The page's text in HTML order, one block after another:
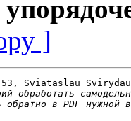
]
Sviataslau